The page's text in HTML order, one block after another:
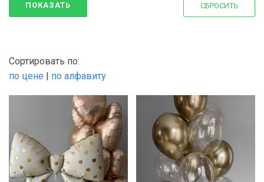
ПОКАЗАТЬ СБРОСИТЬ
Сортировать по:
по цене | по алфавиту